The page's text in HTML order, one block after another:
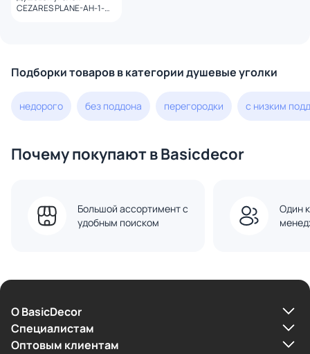
CEZARES PLANE-AH-1-
Подборки товаров в категории душевые уголки
недорого без поддона перегородки с низким
Почему покупают в Basicdecor
Большой ассортимент с
удобным поиском
Один
О BasicDecor
Cпециалистам
Оптовым клиентам